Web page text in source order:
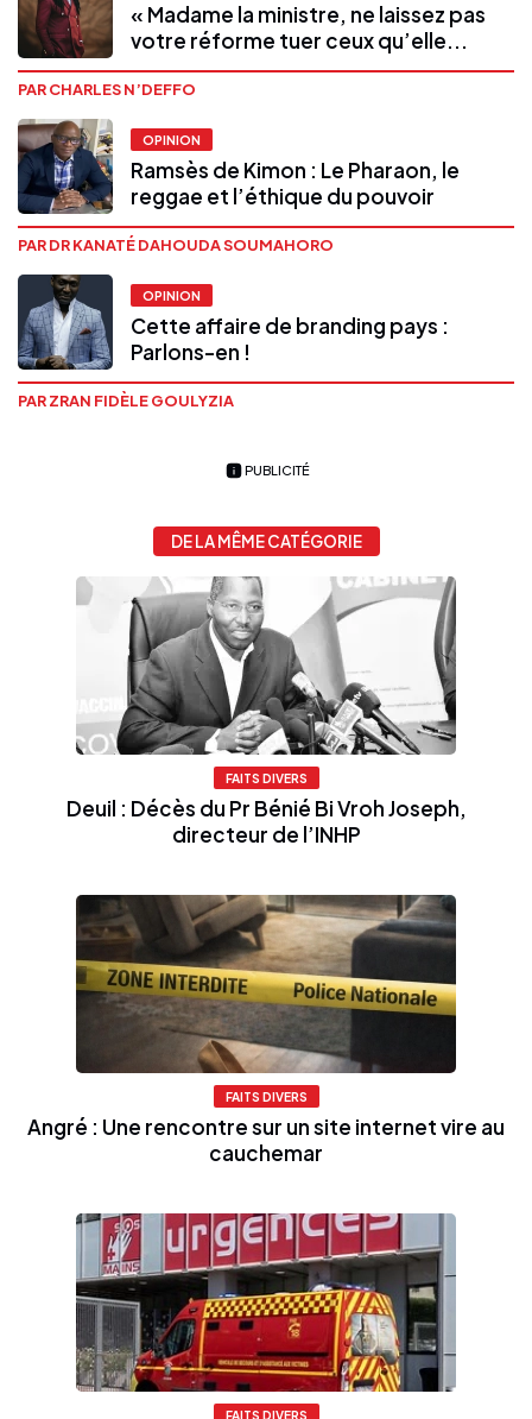
« Madame la ministre, ne laissez pas
votre réforme tuer ceux qu’elle...
PAR CHARLES N’DEFFO
OPINION
Ramsès de Kimon : Le Pharaon, le
reggae et l’éthique du pouvoir
PAR DR KANATÉ DAHOUDA SOUMAHORO
OPINION
Cette affaire de branding pays :
Parlons-en !
PAR ZRAN FIDÈLE GOULYZIA
PUBLICITÉ
DE LA MÊME CATÉGORIE
FAITS DIVERS
Deuil : Décès du Pr Bénié Bi Vroh Joseph,
directeur de l’INHP
FAITS DIVERS
Angré : Une rencontre sur un site internet vire au
cauchemar
FAITS DIVERS